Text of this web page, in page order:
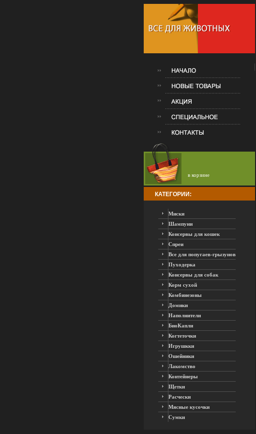
в корзине
КАТЕГОРИИ:
Миски
Шампуни
Консервы для кошек
Спреи
Все для попугаев-грызунов
Пуходерка
Консервы для собак
Корм сухой
Комбинезоны
Домики
Наполнители
БиоКапли
Когтеточки
Игрушкки
Ошейники
Лакомство
Контейнеры
Щетки
Расчески
Мясные кусочки
Сумки